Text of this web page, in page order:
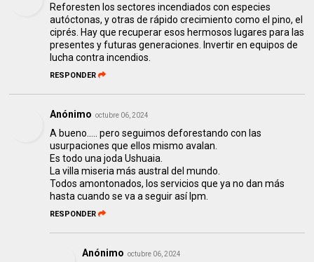
Reforesten los sectores incendiados con especies
autóctonas, y otras de rápido crecimiento como el pino, el
ciprés. Hay que recuperar esos hermosos lugares para las
presentes y futuras generaciones. Invertir en equipos de
lucha contra incendios.
RESPONDER
Anónimo octubre 06, 2024
A bueno..... pero seguimos deforestando con las
usurpaciones que ellos mismo avalan.
Es todo una joda Ushuaia.
La villa miseria más austral del mundo.
Todos amontonados, los servicios que ya no dan más
hasta cuando se va a seguir así lpm.
RESPONDER
Anónimo octubre 06, 2024